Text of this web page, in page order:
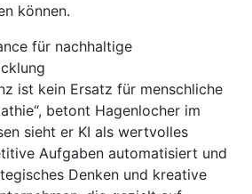
können.
für nachhaltige
ist kein Ersatz für menschliche
betont Hagenlocher im
sieht er KI als wertvolles
Aufgaben automatisiert und
Denken und kreative